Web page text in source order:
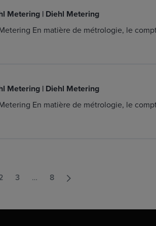
Metering | Diehl Metering
En matière de métrologie, le
Metering | Diehl Metering
En matière de métrologie, le
3 … 8